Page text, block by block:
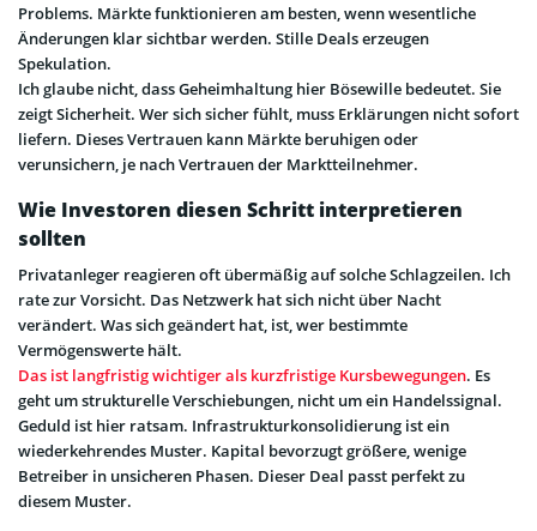
Problems. Märkte funktionieren am besten, wenn wesentliche
Änderungen klar sichtbar werden. Stille Deals erzeugen
Spekulation.
Ich glaube nicht, dass Geheimhaltung hier Bösewille bedeutet. Sie
zeigt Sicherheit. Wer sich sicher fühlt, muss Erklärungen nicht sofort
liefern. Dieses Vertrauen kann Märkte beruhigen oder
verunsichern, je nach Vertrauen der Marktteilnehmer.
Wie Investoren diesen Schritt interpretieren
sollten
Privatanleger reagieren oft übermäßig auf solche Schlagzeilen. Ich
rate zur Vorsicht. Das Netzwerk hat sich nicht über Nacht
verändert. Was sich geändert hat, ist, wer bestimmte
Vermögenswerte hält.
Das ist langfristig wichtiger als kurzfristige Kursbewegungen. Es
geht um strukturelle Verschiebungen, nicht um ein Handelssignal.
Geduld ist hier ratsam. Infrastrukturkonsolidierung ist ein
wiederkehrendes Muster. Kapital bevorzugt größere, wenige
Betreiber in unsicheren Phasen. Dieser Deal passt perfekt zu
diesem Muster.